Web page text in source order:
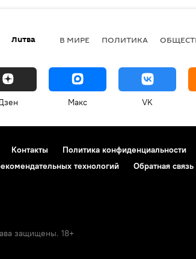
Литва В МИРЕ ПОЛИТИКА
Макс VK
Контакты Политика конфиденциальности
технологий
Обратная связь
защищены. 18+